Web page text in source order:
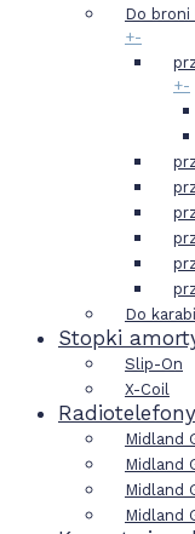
Do
+-
+-
Do
Stopki
Slip-On
X-Coil
Midland
Midland
Midland
Midland